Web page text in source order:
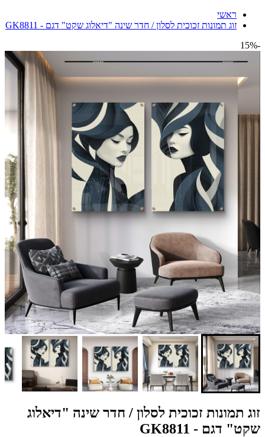
ראשי
זוג תמונות זכוכית לסלון / חדר שינה "דיאלוג שקט" דגם - GK8811
-15%
זוג תמונות זכוכית לסלון / חדר שינה "דיאלוג
שקט" דגם - GK8811